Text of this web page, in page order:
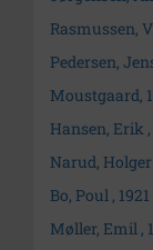
Rasmussen,
Pedersen,
Moustgaard,
Hansen, Erik ,
Narud, Holger
Bo, Poul ,
Møller, Emil ,